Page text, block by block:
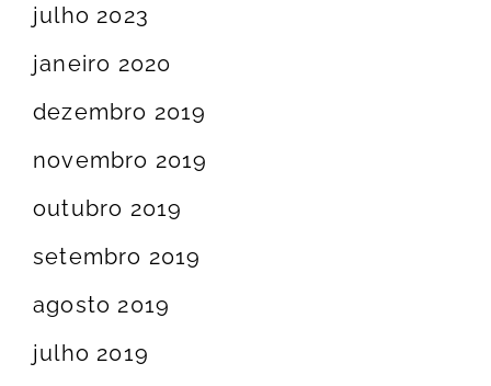
julho 2023
janeiro 2020
dezembro 2019
novembro 2019
outubro 2019
setembro 2019
agosto 2019
julho 2019